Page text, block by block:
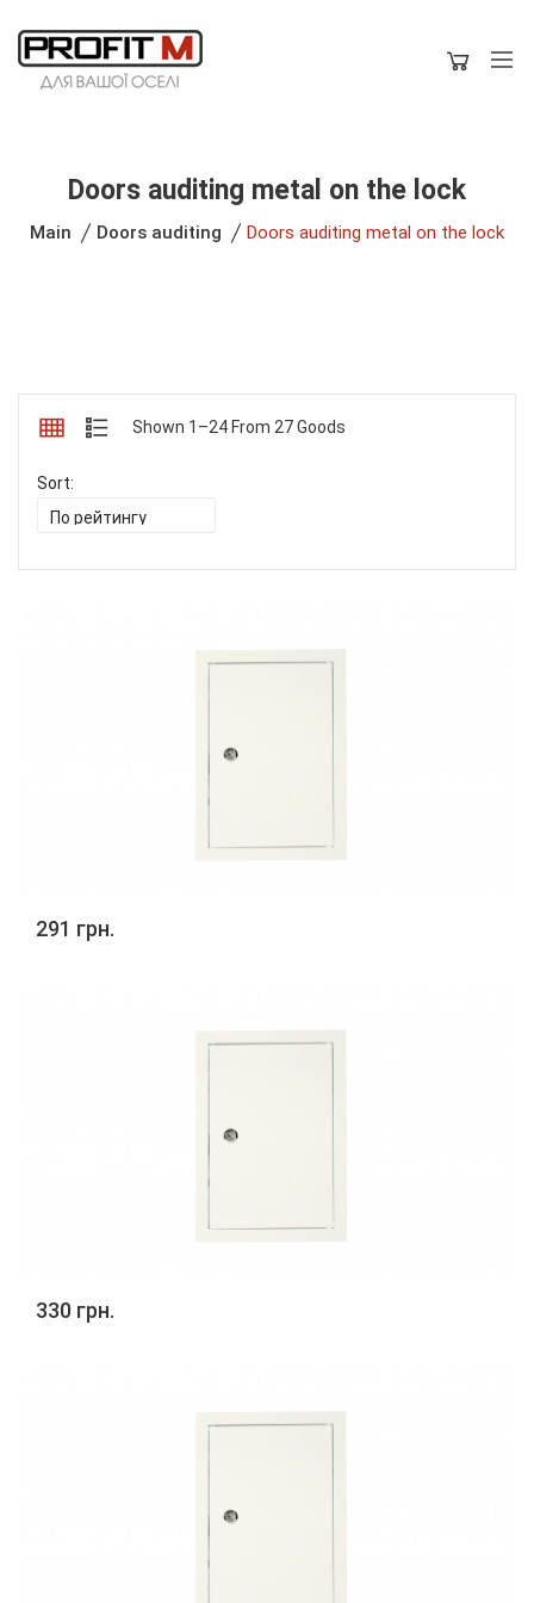
Doors auditing metal on the lock
Main Doors auditing Doors auditing metal on the lock
Shown 1–24 From 27 Goods
Sort:
291 грн.
330 грн.